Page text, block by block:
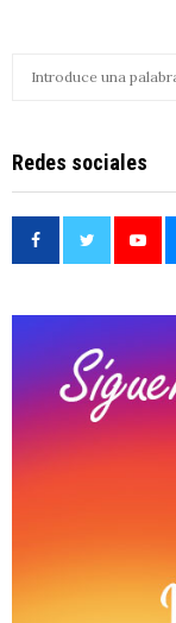
c
h
f
r
Redes sociales